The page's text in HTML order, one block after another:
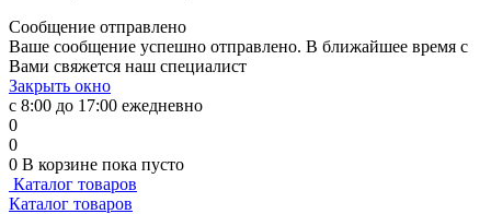
Сообщение отправлено
Ваше сообщение успешно отправлено. В ближайшее время с
Вами свяжется наш специалист
Закрыть окно
с 8:00 до 17:00 ежедневно
0
0
0 В корзине пока пусто
Каталог товаров
Каталог товаров